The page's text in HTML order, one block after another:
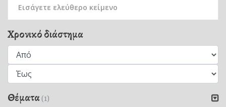
Χρονικό διάστημα
Θέματα(1)